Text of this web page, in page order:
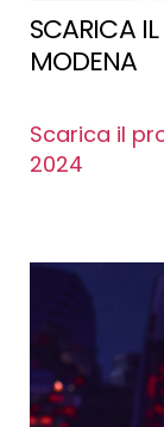
SCARICA
MODENA
Scarica il
2024